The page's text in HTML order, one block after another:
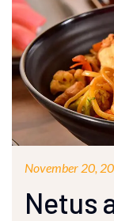
November 20,
Netus